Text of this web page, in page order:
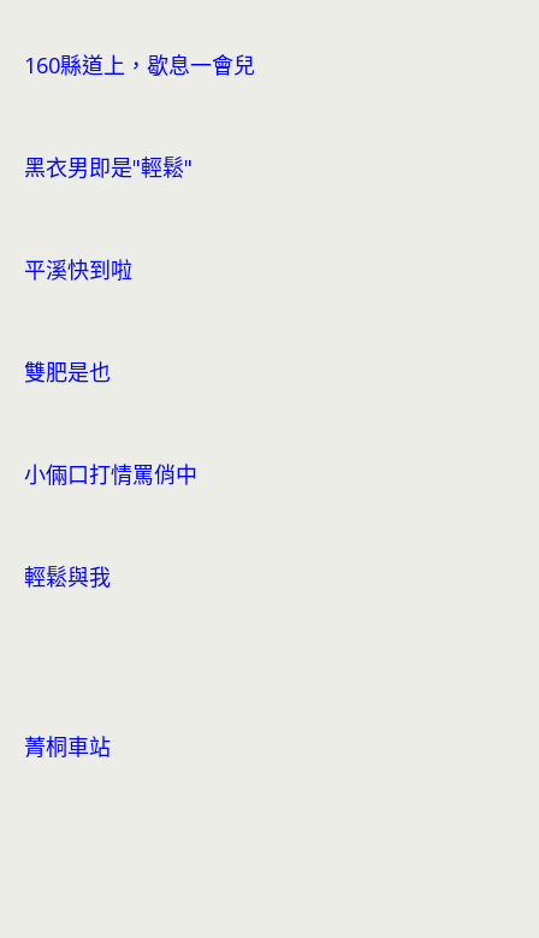
160縣道上，歇息一會兒
黑衣男即是"輕鬆"
平溪快到啦
雙肥是也
小倆口打情罵俏中
輕鬆與我
菁桐車站